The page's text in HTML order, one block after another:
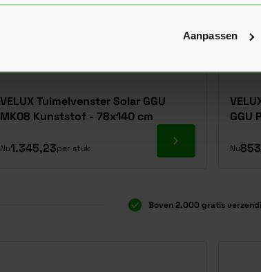
Aanpassen
VELUX Tuimelvenster Solar GGU
MK08 Kunststof - 78x140 cm
Nu1.345,23per stuk Ga naar product
GGU
Nu
Boven 2.000 gratis